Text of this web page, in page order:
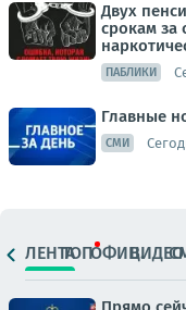
Двух
срокам за
ПАБЛИКИ
Главные
СМИ
ЛЕНТАТОПОФИЦ.ВИДЕО